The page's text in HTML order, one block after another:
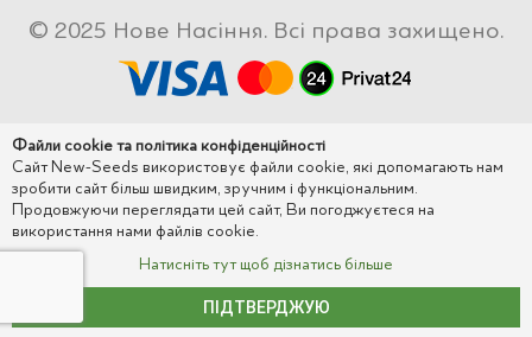
© 2025 Нове Насіння. Всі права захищено.
Файли cookie та політика конфіденційності
Сайт New-Seeds використовує файли cookie, які допомагають нам
зробити сайт більш швидким, зручним і функціональним.
Продовжуючи переглядати цей сайт, Ви погоджуєтеся на
використання нами файлів cookie.
Натисніть тут щоб дізнатись більше
ПІДТВЕРДЖУЮ